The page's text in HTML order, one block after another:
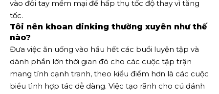
vào đôi tay mềm mại để hấp thụ tốc độ thay vì tăng
tốc.
Tôi nên khoan dinking thường xuyên như thế
nào?
Đưa việc ăn uống vào hầu hết các buổi luyện tập và
dành phần lớn thời gian đó cho các cuộc tập trận
mang tính cạnh tranh, theo kiểu điểm hơn là các cuộc
biểu tình hợp tác dễ dàng. Việc tạo rãnh cho cú đánh